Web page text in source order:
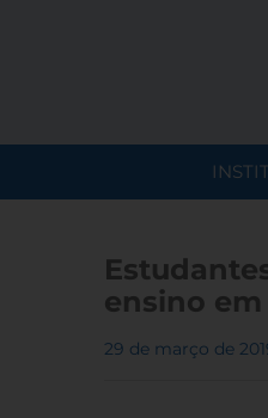
ensino em
29 de março de